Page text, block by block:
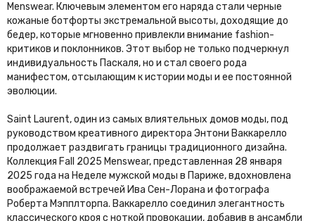
Menswear. Ключевым элементом его наряда стали черные
кожаные ботфорты экстремальной высоты, доходящие до
бедер, которые мгновенно привлекли внимание fashion-
критиков и поклонников. Этот выбор не только подчеркнул
индивидуальность Паскаля, но и стал своего рода
манифестом, отсылающим к истории моды и ее постоянной
эволюции.
Saint Laurent, один из самых влиятельных домов моды, под
руководством креативного директора Энтони Ваккарелло
продолжает раздвигать границы традиционного дизайна.
Коллекция Fall 2025 Menswear, представленная 28 января
2025 года на Неделе мужской моды в Париже, вдохновлена
воображаемой встречей Ива Сен-Лорана и фотографа
Роберта Мэпплторпа. Ваккарелло соединил элегантность
классического кроя с ноткой провокации, добавив в ансамбли